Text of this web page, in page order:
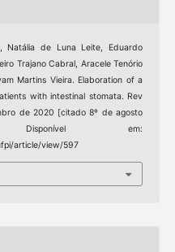
Natália de Luna Leite, Eduardo
Trajano Cabral, Aracele Tenório
Martins Vieira. Elaboration of a
with intestinal stomata. Rev
de 2020 [citado 8º de agosto
em:
article/view/597